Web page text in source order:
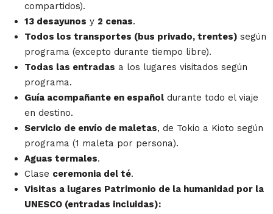
compartidos).
13 desayunos y 2 cenas.
Todos los transportes (bus privado, trentes) según
programa (excepto durante tiempo libre).
Todas las entradas a los lugares visitados según
programa.
Guía acompañante en español durante todo el viaje
en destino.
Servicio de envío de maletas, de Tokio a Kioto según
programa (1 maleta por persona).
Aguas termales.
Clase ceremonia del té.
Visitas a lugares Patrimonio de la humanidad por la
UNESCO (entradas incluidas):